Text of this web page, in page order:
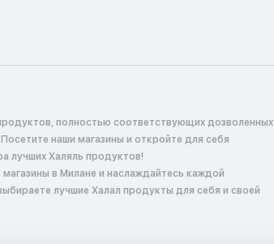
полностью соответствующих дозволенных
наши магазины и откройте для себя
лучших Халяль продуктов!
в Милане и наслаждайтесь каждой
лучшие Халал продукты для себя и своей